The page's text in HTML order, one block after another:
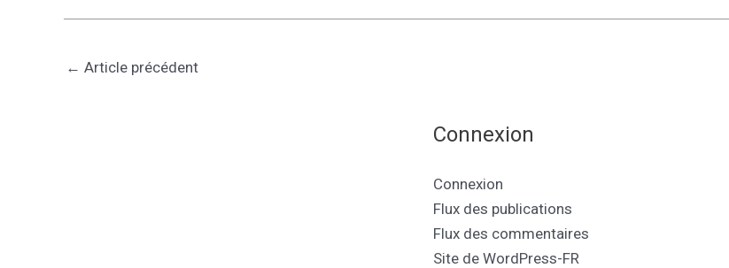
← Article précédent
Connexion
Connexion
Flux des publications
Flux des commentaires
Site de WordPress-FR